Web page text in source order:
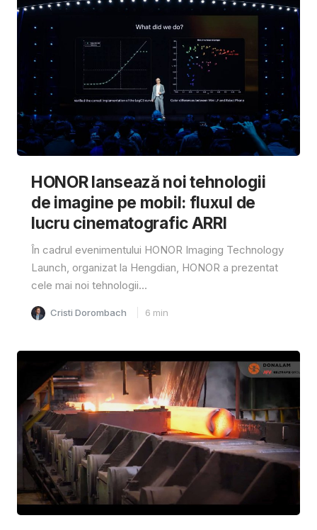
HONOR lansează noi tehnologii
de imagine pe mobil: fluxul de
lucru cinematografic ARRI
În cadrul evenimentului HONOR Imaging Technology
Launch, organizat la Hengdian, HONOR a prezentat
cele mai noi tehnologii...
Cristi Dorombach 6 min